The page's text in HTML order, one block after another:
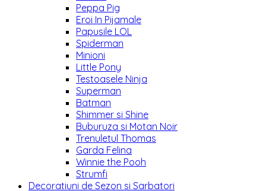
Peppa Pig
Eroi In Pijamale
Papusile LOL
Spiderman
Minioni
Little Pony
Testoasele Ninja
Superman
Batman
Shimmer si Shine
Buburuza si Motan Noir
Trenuletul Thomas
Garda Felina
Winnie the Pooh
Strumfi
Decoratiuni de Sezon si Sarbatori